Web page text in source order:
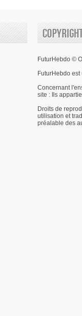
FuturHebdo ©
FuturHebdo
Concernant
site : Ils
Droits de
utilisation et
préalable des